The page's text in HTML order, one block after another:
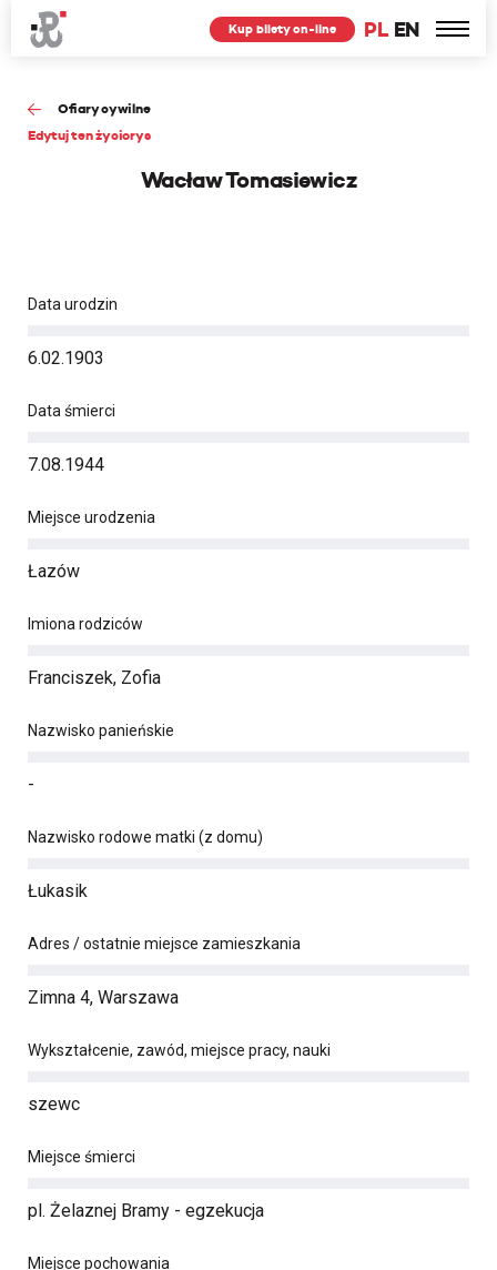
PL EN
Kup bilety on-line
Ofiary cywilne
Edytuj ten życiorys
Wacław Tomasiewicz
Data urodzin
6.02.1903
Data śmierci
7.08.1944
Miejsce urodzenia
Łazów
Imiona rodziców
Franciszek, Zofia
Nazwisko panieńskie
-
Nazwisko rodowe matki (z domu)
Łukasik
Adres / ostatnie miejsce zamieszkania
Zimna 4, Warszawa
Wykształcenie, zawód, miejsce pracy, nauki
szewc
Miejsce śmierci
pl. Żelaznej Bramy - egzekucja
Miejsce pochowania